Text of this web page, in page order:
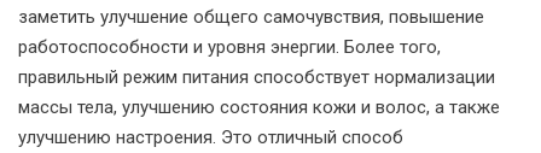
заметить улучшение общего самочувствия, повышение
работоспособности и уровня энергии. Более того,
правильный режим питания способствует нормализации
массы тела, улучшению состояния кожи и волос, а также
улучшению настроения. Это отличный способ